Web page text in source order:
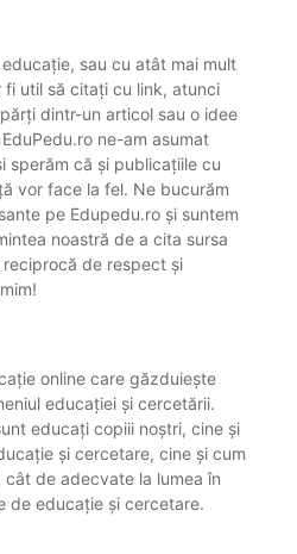
sau cu atât mai mult
util să citați cu link, atunci
dintr-un articol sau o idee
ne-am asumat
sperăm că și publicațiile cu
vor face la fel. Ne bucurăm
pe Edupedu.ro și suntem
noastră de a cita sursa
de respect și
online care găzduiește
educației și cercetării.
educați copiii noștri, cine și
și cercetare, cine și cum
de adecvate la lumea în
de educație și cercetare.